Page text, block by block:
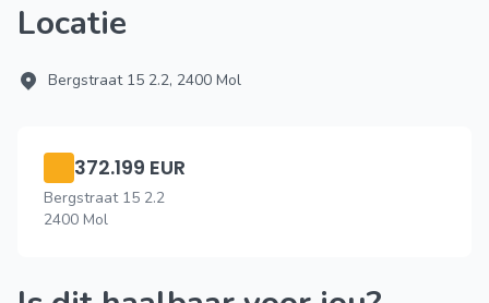
Locatie
Bergstraat 15 2.2, 2400 Mol
372.199 EUR
Bergstraat 15 2.2
2400 Mol